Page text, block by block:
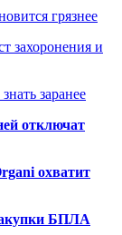
грязнее
захоронения и
заранее
отключат
охватит
БПЛА